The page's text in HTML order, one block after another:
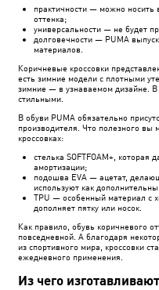
практичности — можно носить
оттенка;
универсальности — не будет
долговечности — PUMA
материалов.
Коричневые кроссовки
есть зимние модели с плотными
зимние — в узнаваемом дизайне. В
стильными.
В обуви PUMA обязательно
производителя. Что полезного
кроссовках:
стелька SOFTFOAM+,
амортизации;
подошва EVA — ацетат,
используют как
TPU — особенный материал с
дополняет пятку или носок.
Как правило, обувь коричневого
повседневной. А благодаря
из спортивного мира, кроссовки
ежедневного применения.
Из чего